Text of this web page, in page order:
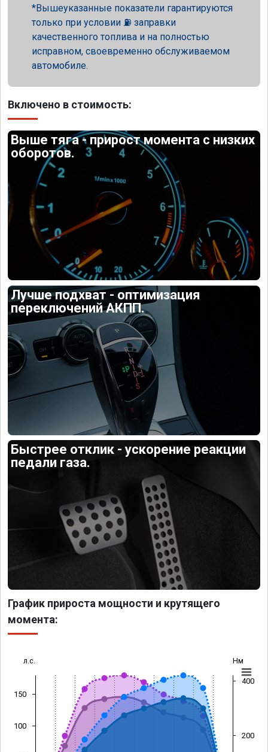
Вышеуказанные показатели гарантируются
только при условии ⛽ заправки
качественного топлива и на полностью
исправном, своевременно обслуживаемом
автомобиле.
Включено в стоимость:
Выше тяга - прирост момента с низких
оборотов.
Лучше подхват - оптимизация
переключений АКПП.
Быстрее отклик - ускорение реакции
педали газа.
График прироста мощности и крутящего
момента:
л.с. Нм
100
150
200
400